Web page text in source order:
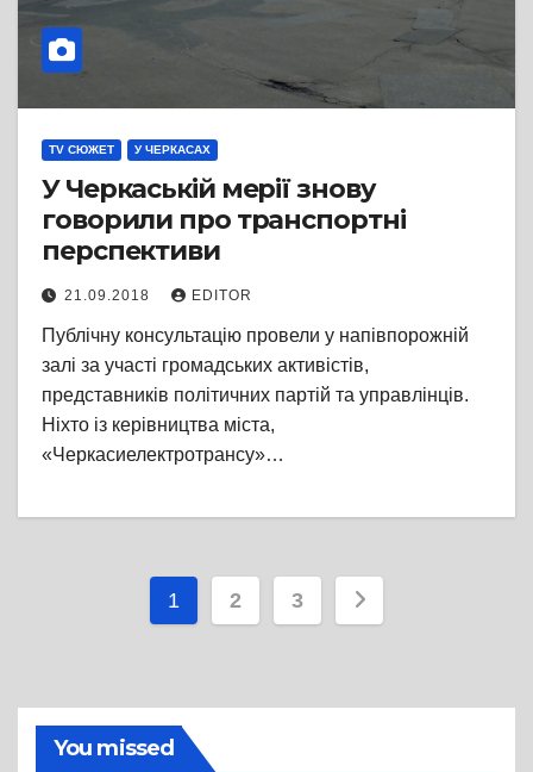
TV СЮЖЕТ У ЧЕРКАСАХ
У Черкаській мерії знову
говорили про транспортні
перспективи
21.09.2018 EDITOR
Публічну консультацію провели у напівпорожній
залі за участі громадських активістів,
представників політичних партій та управлінців.
Ніхто із керівництва міста,
«Черкасиелектротрансу»…
Пагінація
1 2 3
You missed